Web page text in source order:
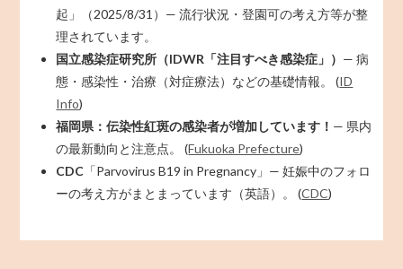
起」（2025/8/31）— 流行状況・登園可の考え方等が整
理されています。
国立感染症研究所（IDWR「注目すべき感染症」） — 病
態・感染性・治療（対症療法）などの基礎情報。 (ID
Info)
福岡県：伝染性紅斑の感染者が増加しています！ — 県内
の最新動向と注意点。 (Fukuoka Prefecture)
CDC 「Parvovirus B19 in Pregnancy」— 妊娠中のフォロ
ーの考え方がまとまっています（英語）。 (CDC)